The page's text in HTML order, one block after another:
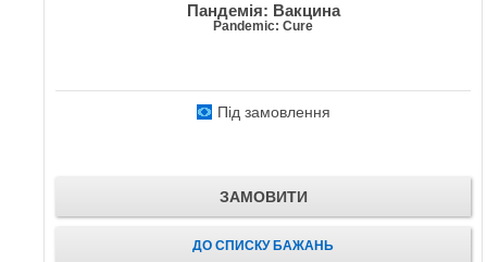
Пандемія: Вакцина
Pandemic: Cure
Під замовлення
ЗАМОВИТИ
ДО СПИСКУ БАЖАНЬ